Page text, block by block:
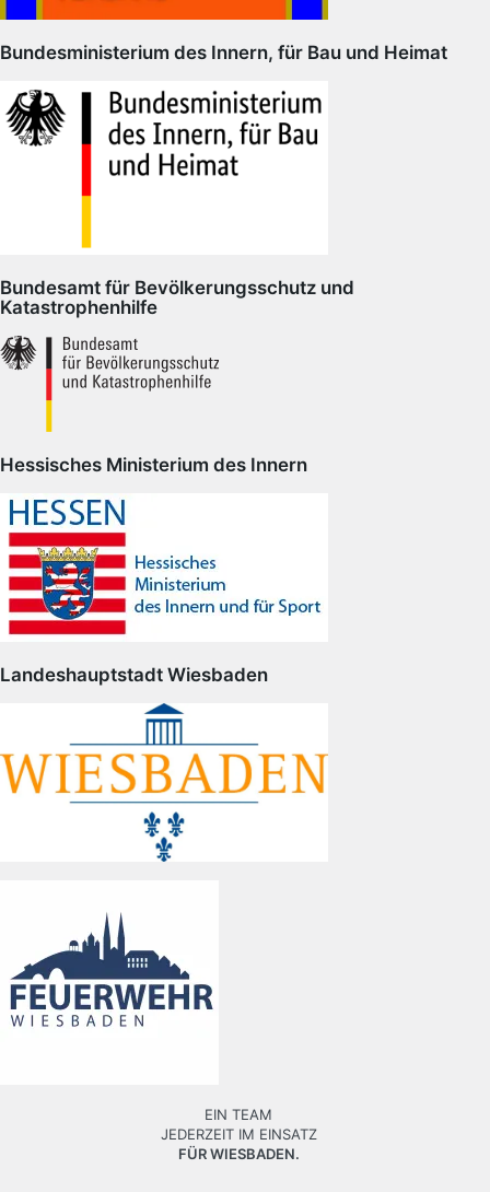
Bundesministerium des Innern, für Bau und Heimat
Bundesamt für Bevölkerungsschutz und
Katastrophenhilfe
Hessisches Ministerium des Innern
Landeshauptstadt Wiesbaden
EIN TEAM
JEDERZEIT IM EINSATZ
FÜR WIESBADEN.